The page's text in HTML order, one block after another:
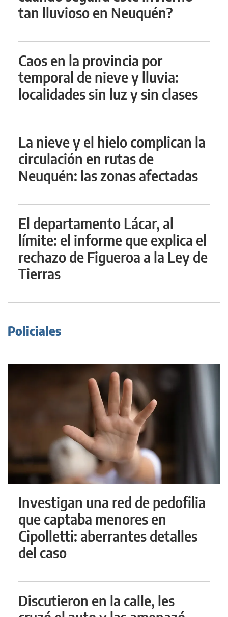
tan lluvioso en Neuquén?
Caos en la provincia por
temporal de nieve y lluvia:
localidades sin luz y sin clases
La nieve y el hielo complican la
circulación en rutas de
Neuquén: las zonas afectadas
El departamento Lácar, al
límite: el informe que explica el
rechazo de Figueroa a la Ley de
Tierras
Policiales
Investigan una red de pedofilia
que captaba menores en
Cipolletti: aberrantes detalles
del caso
Discutieron en la calle, les